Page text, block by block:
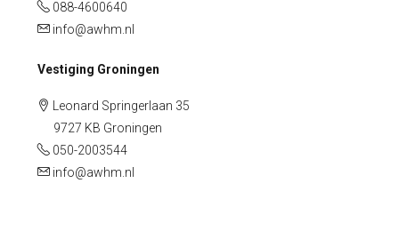
088-4600640
info@awhm.nl
Vestiging Groningen
Leonard Springerlaan 35
9727 KB Groningen
050-2003544
info@awhm.nl